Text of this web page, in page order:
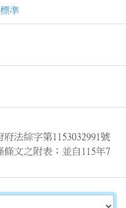
準
法綜字第1153032991號
文之附表；並自115年7